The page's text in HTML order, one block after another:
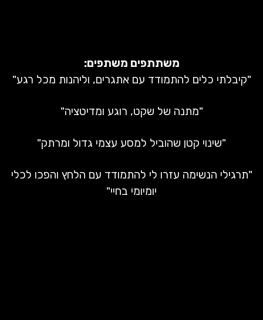
משתתפים משתפים:
"קיבלתי כלים להתמודד עם אתגרים, וליהנות מכל רגע"
"מתנה של שקט, רוגע ומדיטציה"
"שינוי קטן שהוביל למסע עצמי גדול ומרתק"
"תרגילי הנשימה עזרו לי להתמודד עם הלחץ והפכו לכלי
יומיומי בחיי"